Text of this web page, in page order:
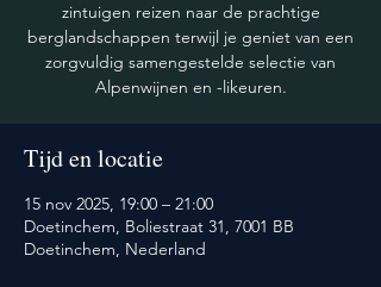
zintuigen reizen naar de prachtige
berglandschappen terwijl je geniet van een
zorgvuldig samengestelde selectie van
Alpenwijnen en -likeuren.
Tijd en locatie
15 nov 2025, 19:00 – 21:00
Doetinchem, Boliestraat 31, 7001 BB
Doetinchem, Nederland